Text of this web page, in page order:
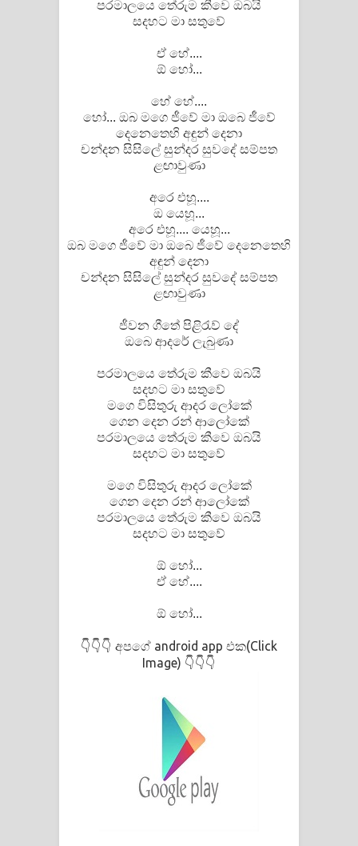
පෙළ
Father Song Lyrics - ෆාදර් ගීතයේ පද
Dannawada Mawa Song Lyrics -
දන්නවාද මාව ගීතයේ පද පෙළ
පරමාලයෙ තේරුම කීවෙ ඔබයි
සදහට මා සතුවේ
ඒ හේ....
ඕ හෝ...
හේ හේ....
හෝ... ඔබ මගෙ ජීවේ මා ඔබෙ ජීවේ
දෙනෙතෙහි අඳුන් දෙනා
චන්දන සිසිලේ සුන්දර සුවදේ සම්පත
ළඟාවුණා
අරෙ එහූ....
ඔ යෙහූ...
අරෙ එහූ.... යෙහූ...
ඔබ මගෙ ජීවේ මා ඔබෙ ජීවේ දෙනෙතෙහි
අඳුන් දෙනා
චන්දන සිසිලේ සුන්දර සුවදේ සම්පත
ළඟාවුණා
ජීවන ගීතේ පිළිරැව් දේ
ඔබෙ ආදරේ ලැබුණා
පරමාලයෙ තේරුම කීවෙ ඔබයි
සදහට මා සතුවේ
මගෙ විසිතුරු ආදර ලෝකේ
ගෙන දෙන රන් ආලෝකේ
පරමාලයෙ තේරුම කීවෙ ඔබයි
සදහට මා සතුවේ
මගෙ විසිතුරු ආදර ලෝකේ
ගෙන දෙන රන් ආලෝකේ
පරමාලයෙ තේරුම කීවෙ ඔබයි
සදහට මා සතුවේ
ඕ හෝ...
ඒ හේ....
ඕ හෝ...
👇👇👇 අපගේ android app එක(Click
Image) 👇👇👇